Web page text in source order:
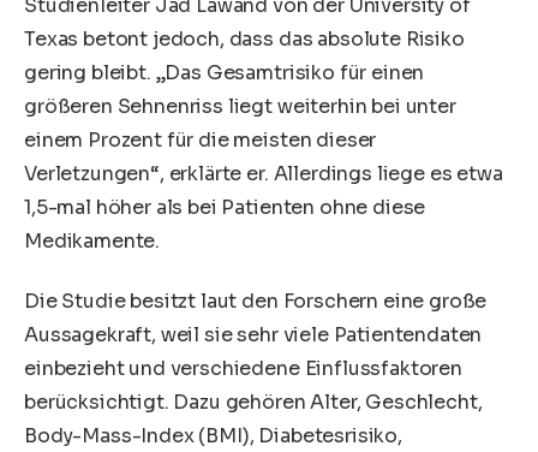
Studienleiter Jad Lawand von der University of
Texas betont jedoch, dass das absolute Risiko
gering bleibt. „Das Gesamtrisiko für einen
größeren Sehnenriss liegt weiterhin bei unter
einem Prozent für die meisten dieser
Verletzungen“, erklärte er. Allerdings liege es etwa
1,5-mal höher als bei Patienten ohne diese
Medikamente.
Die Studie besitzt laut den Forschern eine große
Aussagekraft, weil sie sehr viele Patientendaten
einbezieht und verschiedene Einflussfaktoren
berücksichtigt. Dazu gehören Alter, Geschlecht,
Body-Mass-Index (BMI), Diabetesrisiko,